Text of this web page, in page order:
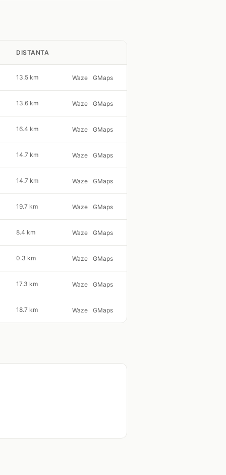
DISTANTA
13.5 km Waze GMaps
13.6 km Waze GMaps
16.4 km Waze GMaps
14.7 km Waze GMaps
14.7 km Waze GMaps
19.7 km Waze GMaps
8.4 km Waze GMaps
0.3 km Waze GMaps
17.3 km Waze GMaps
18.7 km Waze GMaps